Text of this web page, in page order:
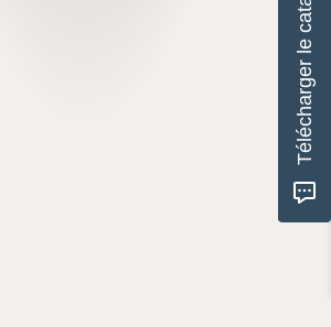
Télécharger le catalogue